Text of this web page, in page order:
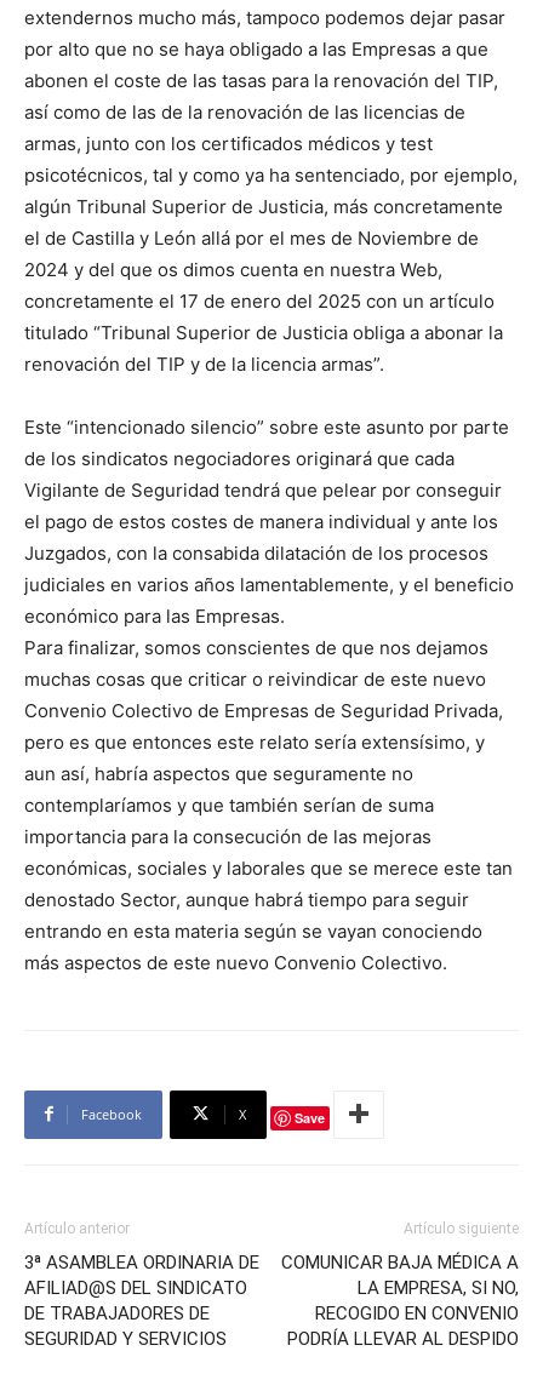
extendernos mucho más, tampoco podemos dejar pasar
por alto que no se haya obligado a las Empresas a que
abonen el coste de las tasas para la renovación del TIP,
así como de las de la renovación de las licencias de
armas, junto con los certificados médicos y test
psicotécnicos, tal y como ya ha sentenciado, por ejemplo,
algún Tribunal Superior de Justicia, más concretamente
el de Castilla y León allá por el mes de Noviembre de
2024 y del que os dimos cuenta en nuestra Web,
concretamente el 17 de enero del 2025 con un artículo
titulado “Tribunal Superior de Justicia obliga a abonar la
renovación del TIP y de la licencia armas”.
Este “intencionado silencio” sobre este asunto por parte
de los sindicatos negociadores originará que cada
Vigilante de Seguridad tendrá que pelear por conseguir
el pago de estos costes de manera individual y ante los
Juzgados, con la consabida dilatación de los procesos
judiciales en varios años lamentablemente, y el beneficio
económico para las Empresas.
Para finalizar, somos conscientes de que nos dejamos
muchas cosas que criticar o reivindicar de este nuevo
Convenio Colectivo de Empresas de Seguridad Privada,
pero es que entonces este relato sería extensísimo, y
aun así, habría aspectos que seguramente no
contemplaríamos y que también serían de suma
importancia para la consecución de las mejoras
económicas, sociales y laborales que se merece este tan
denostado Sector, aunque habrá tiempo para seguir
entrando en esta materia según se vayan conociendo
más aspectos de este nuevo Convenio Colectivo.
Facebook X Save
Artículo anterior
3ª ASAMBLEA ORDINARIA DE
AFILIAD@S DEL SINDICATO
DE TRABAJADORES DE
SEGURIDAD Y SERVICIOS
Artículo siguiente
COMUNICAR BAJA MÉDICA A
LA EMPRESA, SI NO,
RECOGIDO EN CONVENIO
PODRÍA LLEVAR AL DESPIDO